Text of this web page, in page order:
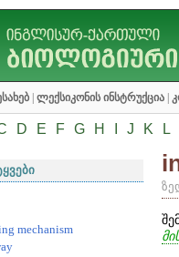
ლექსიკონის ინსტრუქცია
D E F G H J K L
mechanism